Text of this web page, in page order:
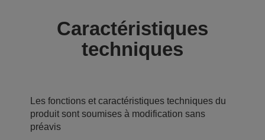
Caractéristiques
techniques
Les fonctions et caractéristiques techniques du
produit sont soumises à modification sans
préavis